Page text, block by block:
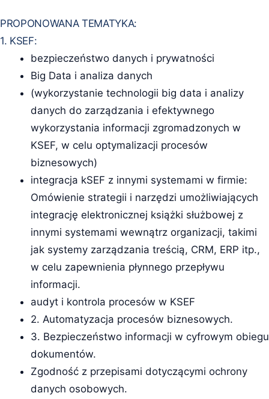
PROPONOWANA TEMATYKA:
1. KSEF:
bezpieczeństwo danych i prywatności
Big Data i analiza danych
(wykorzystanie technologii big data i analizy
danych do zarządzania i efektywnego
wykorzystania informacji zgromadzonych w
KSEF, w celu optymalizacji procesów
biznesowych)
integracja kSEF z innymi systemami w firmie:
Omówienie strategii i narzędzi umożliwiających
integrację elektronicznej książki służbowej z
innymi systemami wewnątrz organizacji, takimi
jak systemy zarządzania treścią, CRM, ERP itp.,
w celu zapewnienia płynnego przepływu
informacji.
audyt i kontrola procesów w KSEF
2. Automatyzacja procesów biznesowych.
3. Bezpieczeństwo informacji w cyfrowym obiegu
dokumentów.
Zgodność z przepisami dotyczącymi ochrony
danych osobowych.